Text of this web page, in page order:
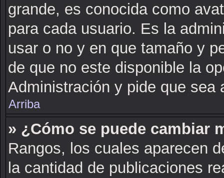
grande, es conocida como
para cada usuario. Es la
usar o no y en que tamaño y
de que no este disponible la
Administración y pide que sea
Arriba
» ¿Cómo se puede cambiar
Rangos, los cuales aparecen
la cantidad de publicaciones